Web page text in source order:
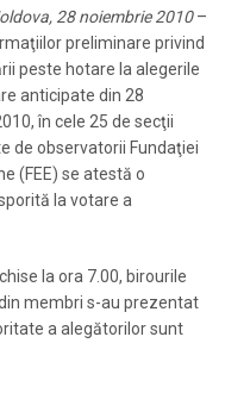
28 noiembrie 2010–
preliminare privind
peste hotare la alegerile
anticipate din 28
în cele 25 de secţii
de observatorii Fundaţiei
(FEE) se atestă o
la votare a
la ora 7.00, birourile
membri s-au prezentat
a alegătorilor sunt